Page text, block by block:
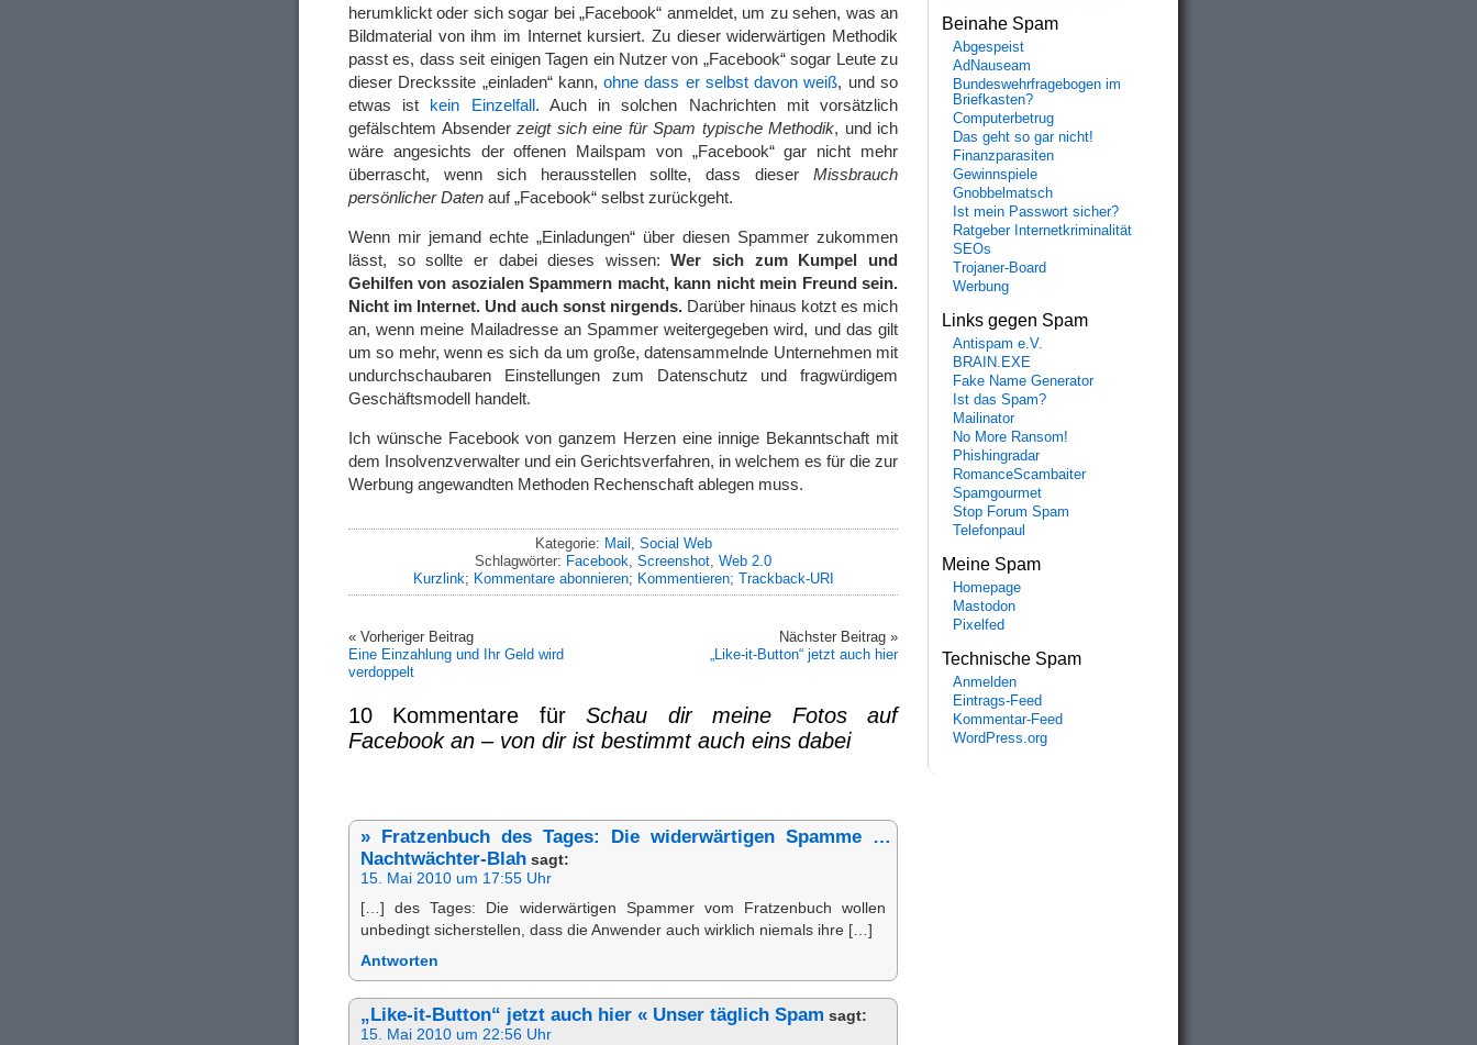
herumklickt oder sich sogar bei „Facebook“ anmeldet, um zu sehen, was an
Bildmaterial von ihm im Internet kursiert. Zu dieser widerwärtigen Methodik
passt es, dass seit einigen Tagen ein Nutzer von „Facebook“ sogar Leute zu
dieser Dreckssite „einladen“ kann,ohne dass er selbst davon weiß, und so
etwas ist kein Einzelfall. Auch in solchen Nachrichten mit vorsätzlich
gefälschtem Absender zeigt sich eine für Spam typische Methodik, und ich
wäre angesichts der offenen Mailspam von „Facebook“ gar nicht mehr
überrascht, wenn sich herausstellen sollte, dass dieser Missbrauch
persönlicher Daten auf „Facebook“ selbst zurückgeht.
Wenn mir jemand echte „Einladungen“ über diesen Spammer zukommen
lässt, so sollte er dabei dieses wissen:Wer sich zum Kumpel und
Gehilfen von asozialen Spammern macht, kann nicht mein Freund sein.
Nicht im Internet. Und auch sonst nirgends. Darüber hinaus kotzt es mich
an, wenn meine Mailadresse an Spammer weitergegeben wird, und das gilt
um so mehr, wenn es sich da um große, datensammelnde Unternehmen mit
undurchschaubaren Einstellungen zum Datenschutz und fragwürdigem
Geschäftsmodell handelt.
Ich wünsche Facebook von ganzem Herzen eine innige Bekanntschaft mit
dem Insolvenzverwalter und ein Gerichtsverfahren, in welchem es für die zur
Werbung angewandten Methoden Rechenschaft ablegen muss.
Kategorie: Mail , Social Web
Schlagwörter: Facebook, Screenshot, Web 2.0
Kurzlink; Kommentare abonnieren; Kommentieren; Trackback-URI
« Vorheriger Beitrag
Eine Einzahlung und Ihr Geld wird
verdoppelt
Nächster Beitrag »
„Like-it-Button“ jetzt auch hier
10 Kommentare fürSchau dir meine Fotos auf
Facebook an – von dir ist bestimmt auch eins dabei
» Fratzenbuch des Tages: Die widerwärtigen Spamme …
Nachtwächter-Blah sagt:
15. Mai 2010 um 17:55 Uhr
[…] des Tages: Die widerwärtigen Spammer vom Fratzenbuch wollen
unbedingt sicherstellen, dass die Anwender auch wirklich niemals ihre […]
Antworten
„Like-it-Button“ jetzt auch hier « Unser täglich Spam sagt:
15. Mai 2010 um 22:56 Uhr
Beinahe Spam
Abgespeist
AdNauseam
Bundeswehrfragebogen im
Briefkasten?
Computerbetrug
Das geht so gar nicht!
Finanzparasiten
Gewinnspiele
Gnobbelmatsch
Ist mein Passwort sicher?
Ratgeber Internetkriminalität
SEOs
Trojaner-Board
Werbung
Links gegen Spam
Antispam e.V.
BRAIN.EXE
Fake Name Generator
Ist das Spam?
Mailinator
No More Ransom!
Phishingradar
RomanceScambaiter
Spamgourmet
Stop Forum Spam
Telefonpaul
Meine Spam
Homepage
Mastodon
Pixelfed
Technische Spam
Anmelden
Eintrags-Feed
Kommentar-Feed
WordPress.org